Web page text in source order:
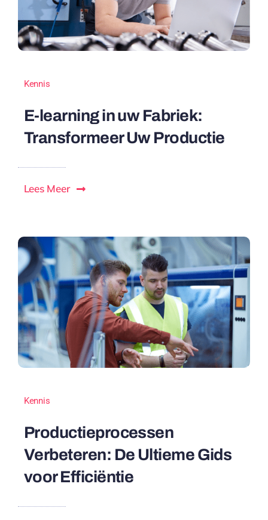
Kennis
E-learning in uw Fabriek:
Transformeer Uw Productie
Lees Meer
Kennis
Productieprocessen
Verbeteren: De Ultieme Gids
voor Efficiëntie